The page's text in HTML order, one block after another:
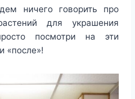
ничего говорить про
для украшения
посмотри на эти
«после»!